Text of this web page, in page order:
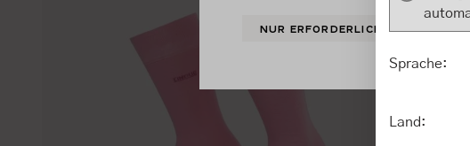
NUR ERFORDERLICHE
Sprache:
Land: